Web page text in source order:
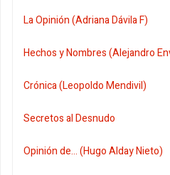
La Opinión (Adriana Dávila F)
Hechos y Nombres (Alejandro
Crónica (Leopoldo Mendivil)
Secretos al Desnudo
Opinión de... (Hugo Alday Nieto)